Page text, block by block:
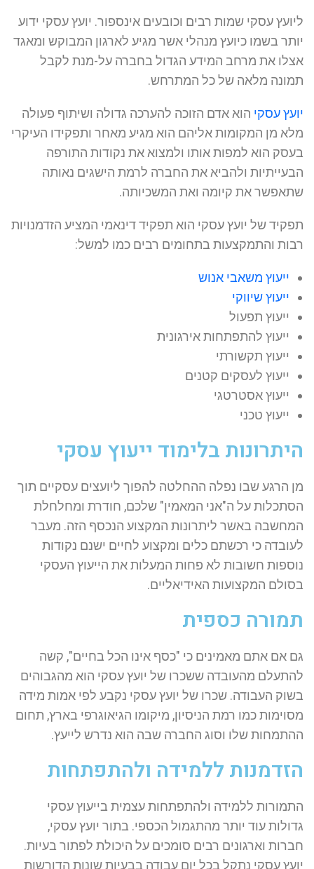
ליועץ עסקי שמות רבים וכובעים אינספור. יועץ עסקי ידוע
יותר בשמו כיועץ מנהלי אשר מגיע לארגון המבוקש ומאגד
אצלו את מרחב המידע הגדול בחברה על-מנת לקבל
תמונה מלאה של כל המתרחש.
יועץ עסקי הוא אדם הזוכה להערכה גדולה ושיתוף פעולה
מלא מן המקומות אליהם הוא מגיע מאחר ותפקידו העיקרי
בעסק הוא למפות אותו ולמצוא את נקודות התורפה
הבעייתיות ולהביא את החברה לרמת הישגים נאותה
שתאפשר את קיומה ואת המשכיותה.
תפקיד של יועץ עסקי הוא תפקיד דינאמי המציע הזדמנויות
רבות והתמקצעות בתחומים רבים כמו למשל:
ייעוץ משאבי אנוש
ייעוץ שיווקי
ייעוץ תפעול
ייעוץ להתפתחות אירגונית
ייעוץ תקשורתי
ייעוץ לעסקים קטנים
ייעוץ אסטרטגי
ייעוץ טכני
היתרונות בלימוד ייעוץ עסקי
מן הרגע שבו נפלה ההחלטה להפוך ליועצים עסקיים תוך
הסתכלות על ה"אני המאמין" שלכם, חודרת ומחלחלת
המחשבה באשר ליתרונות המקצוע הנכסף הזה. מעבר
לעובדה כי רכשתם כלים ומקצוע לחיים ישנם נקודות
נוספות חשובות לא פחות המעלות את הייעוץ העסקי
בסולם המקצועות האידיאליים.
תמורה כספית
גם אם אתם מאמינים כי "כסף אינו הכל בחיים", קשה
להתעלם מהעובדה ששכרו של יועץ עסקי הוא מהגבוהים
בשוק העבודה. שכרו של יועץ עסקי נקבע לפי אמות מידה
מסוימות כמו רמת הניסיון, מיקומו הגיאוגרפי בארץ, תחום
ההתמחות שלו וסוג החברה שבה הוא נדרש לייעץ.
הזדמנות ללמידה ולהתפתחות
התמורות ללמידה ולהתפתחות עצמית בייעוץ עסקי
גדולות עוד יותר מהתגמול הכספי. בתור יועץ עסקי,
חברות וארגונים רבים סומכים על היכולת לפתור בעיות.
יועץ עסקי נתקל בכל יום עבודה בבעיות שונות הדורשות